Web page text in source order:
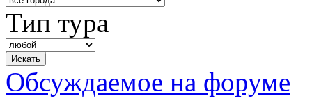
Тип тура
Обсуждаемое на форуме